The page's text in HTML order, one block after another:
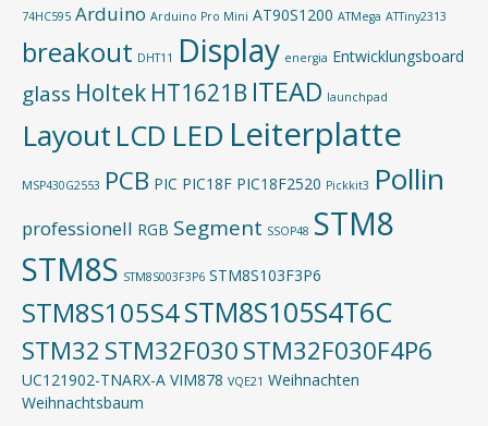
74HC595 Arduino Arduino Pro Mini AT90S1200 ATMega ATTiny2313
breakout DHT11 Display energia Entwicklungsboard
glass Holtek HT1621B ITEAD launchpad
Layout LCD LED Leiterplatte
MSP430G2553 PCB PIC PIC18F PIC18F2520 Pickkit3 Pollin
professionell RGB Segment SSOP48 STM8
STM8S STM8S003F3P6 STM8S103F3P6
STM8S105S4STM8S105S4T6C
STM32 STM32F030STM32F030F4P6
UC121902-TNARX-A VIM878 VQE21 Weihnachten
Weihnachtsbaum